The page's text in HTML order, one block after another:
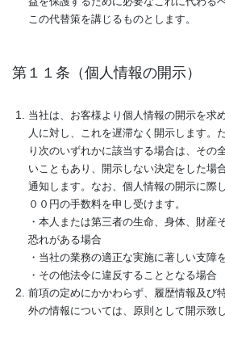
この代替策を講じるものとします。
第１１条（個人情報の開示）
当社は、お客様より個人情報の開示を求
人に対し、これを遅滞なく開示します。
り次のいずれかに該当する場合は、その
いこともあり、開示しない決定をした場
通知します。なお、個人情報の開示に際
００円の手数料を申し受けます。
・本人または第三者の生命、身体、財産
恐れがある場合
・当社の業務の適正な実施に著しい支障
・その他法令に違反することとなる場合
前項の定めにかかわらず、履歴情報及び
外の情報については、原則として開示致し